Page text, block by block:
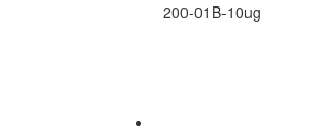
200-01B-10ug